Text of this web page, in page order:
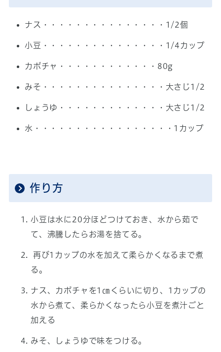
ナス・・・・・・・・・・・・・・・1/2個
小豆・・・・・・・・・・・・・・・1/4カップ
カボチャ・・・・・・・・・・・・80g
みそ・・・・・・・・・・・・・・・大さじ1/2
しょうゆ・・・・・・・・・・・・・大さじ1/2
水・・・・・・・・・・・・・・・・・1カップ
作り方
小豆は水に20分ほどつけておき、水から茹で
て、沸騰したらお湯を捨てる。
再び1カップの水を加えて柔らかくなるまで煮
る。
ナス、カボチャを1㎝くらいに切り、1カップの
水から煮て、柔らかくなったら小豆を煮汁ごと
加える
みそ、しょうゆで味をつける。